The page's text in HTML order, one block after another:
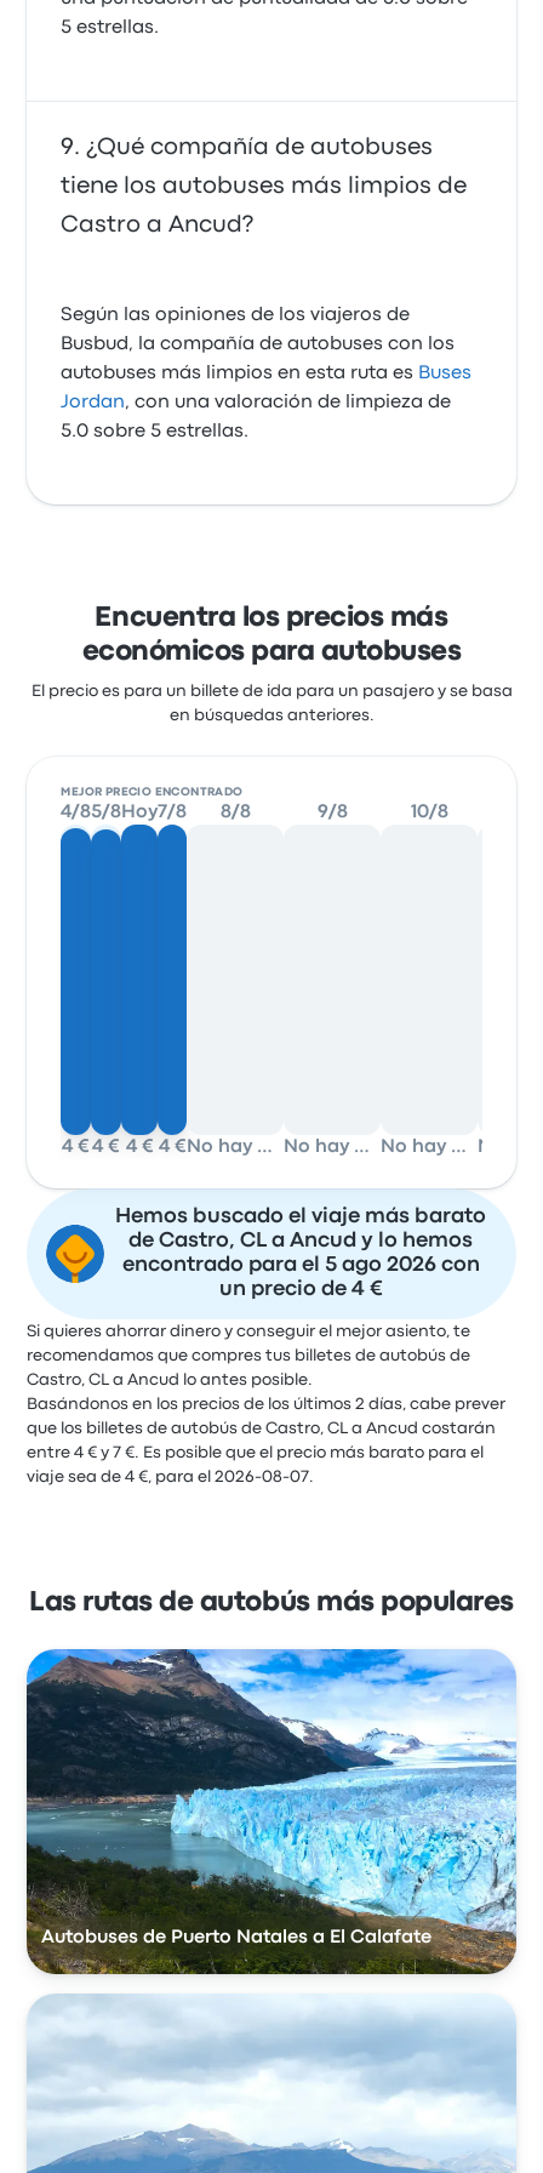
5 estrellas.
¿Qué compañía de autobuses
tiene los autobuses más limpios de
Castro a Ancud?
Según las opiniones de los viajeros de
Busbud, la compañía de autobuses con los
autobuses más limpios en esta ruta es Buses
Jordan, con una valoración de limpieza de
5.0 sobre 5 estrellas.
Encuentra los precios más
económicos para autobuses
El precio es para un billete de ida para un pasajero y se basa
en búsquedas anteriores.
MEJOR PRECIO ENCONTRADO
4/8
4 €
5/8
4 €
Hoy
4 €
7/8
4 €
8/8
No hay datos
9/8
No hay datos
10/8
No hay datos
Hemos buscado el viaje más barato
de Castro, CL a Ancud y lo hemos
encontrado para el 5 ago 2026 con
un precio de 4 €
Si quieres ahorrar dinero y conseguir el mejor asiento, te
recomendamos que compres tus billetes de autobús de
Castro, CL a Ancud lo antes posible.
Basándonos en los precios de los últimos 2 días, cabe prever
que los billetes de autobús de Castro, CL a Ancud costarán
entre 4 € y 7 €. Es posible que el precio más barato para el
viaje sea de 4 €, para el 2026-08-07.
Las rutas de autobús más populares
Autobuses de Puerto Natales a El Calafate